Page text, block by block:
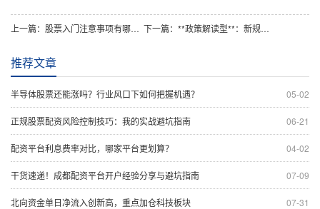
上一篇： 股票入门注意事项有哪些？新手该如何系统学习避免踩坑？ 下一篇： **政策解读型**：新规下线上股票配资杠杆怎么使用？合规操作指南
推荐文章
05-02
半导体股票还能涨吗？行业风口下如何把握机遇？
06-21
正规股票配资风险控制技巧：我的实战避坑指南
04-02
配资平台利息费率对比，哪家平台更划算？
07-09
干货速递！成都配资平台开户经验分享与避坑指南
07-31
北向资金单日净流入创新高，重点加仓科技板块